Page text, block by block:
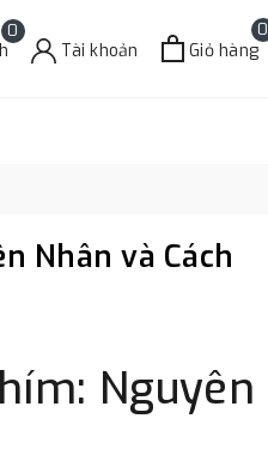
0
Tài khoản
0
Giỏ hàng
Nhân và Cách
Nguyên